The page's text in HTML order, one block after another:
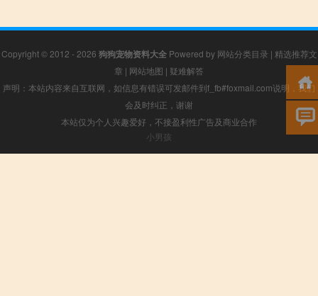
Copyright © 2012 - 2026 狗狗宠物资料大全Powered by 网站分类目录 | 精选推荐文
章 | 网站地图 | 疑难解答
声明：本站内容来自互联网，如信息有错误可发邮件到f_fb#foxmail.com说明，我们
会及时纠正，谢谢
本站仅为个人兴趣爱好，不接盈利性广告及商业合作
小男孩